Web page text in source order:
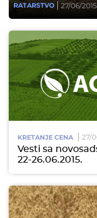
RATARSTVO 27/06/2015
KRETANJE CENA 27/
Vesti sa
22-26.06.2015.